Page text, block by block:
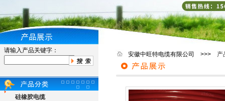
请输入产品关键字：
硅橡胶电缆
安徽中旺特电缆有限公司 >>> 产